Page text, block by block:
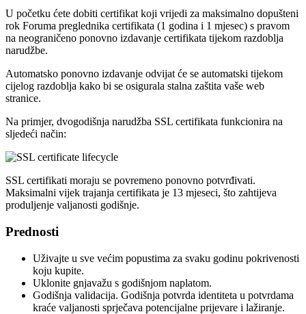
U početku ćete dobiti certifikat koji vrijedi za maksimalno dopušteni
rok Foruma preglednika certifikata (1 godina i 1 mjesec) s pravom
na neograničeno ponovno izdavanje certifikata tijekom razdoblja
narudžbe.
Automatsko ponovno izdavanje odvijat će se automatski tijekom
cijelog razdoblja kako bi se osigurala stalna zaštita vaše web
stranice.
Na primjer, dvogodišnja narudžba SSL certifikata funkcionira na
sljedeći način:
SSL certifikati moraju se povremeno ponovno potvrđivati.
Maksimalni vijek trajanja certifikata je 13 mjeseci, što zahtijeva
produljenje valjanosti godišnje.
Prednosti
Uživajte u sve većim popustima za svaku godinu pokrivenosti
koju kupite.
Uklonite gnjavažu s godišnjom naplatom.
Godišnja validacija. Godišnja potvrda identiteta u potvrdama
kraće valjanosti sprječava potencijalne prijevare i lažiranje.